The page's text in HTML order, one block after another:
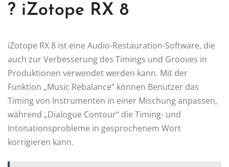
? iZotope RX 8
iZotope RX 8 ist eine Audio-Restauration-Software, die
auch zur Verbesserung des Timings und Grooves in
Produktionen verwendet werden kann. Mit der
Funktion „Music Rebalance“ können Benutzer das
Timing von Instrumenten in einer Mischung anpassen,
während „Dialogue Contour“ die Timing- und
Intonationsprobleme in gesprochenem Wort
korrigieren kann.